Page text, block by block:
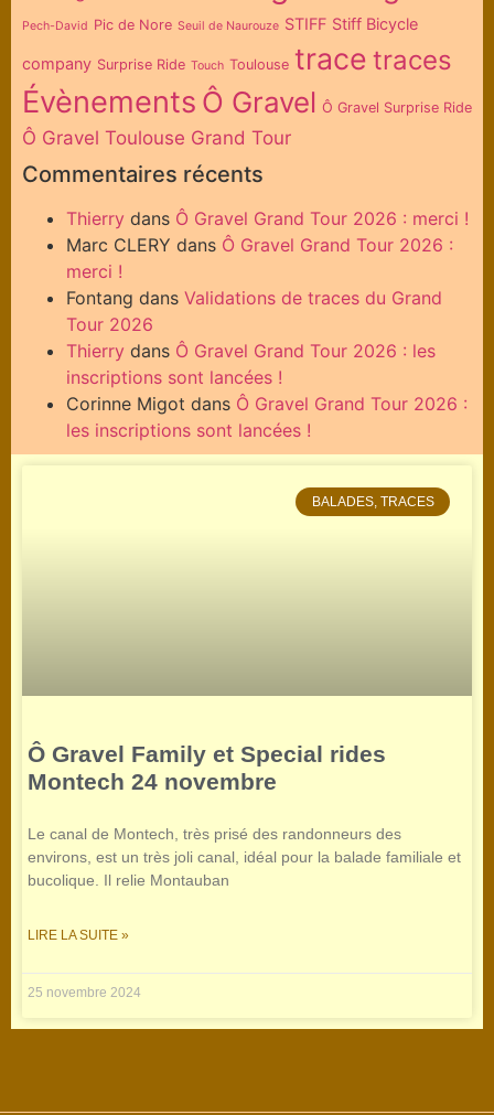
Pech-David Pic de Nore Seuil de Naurouze STIFF Stiff Bicycle
company Surprise Ride Touch Toulouse trace traces
Évènements Ô Gravel Ô Gravel Surprise Ride
Ô Gravel Toulouse Grand Tour
Commentaires récents
Thierry dans Ô Gravel Grand Tour 2026 : merci !
Marc CLERY dans Ô Gravel Grand Tour 2026 :
merci !
Fontang dans Validations de traces du Grand
Tour 2026
Thierry dans Ô Gravel Grand Tour 2026 : les
inscriptions sont lancées !
Corinne Migot dans Ô Gravel Grand Tour 2026 :
les inscriptions sont lancées !
BALADES, TRACES
Ô Gravel Family et Special rides
Montech 24 novembre
Le canal de Montech, très prisé des randonneurs des
environs, est un très joli canal, idéal pour la balade familiale et
bucolique. Il relie Montauban
LIRE LA SUITE »
25 novembre 2024